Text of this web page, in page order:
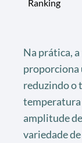
Ranking
Na prática,
proporciona
reduzindo o
temperatura
amplitude
variedade